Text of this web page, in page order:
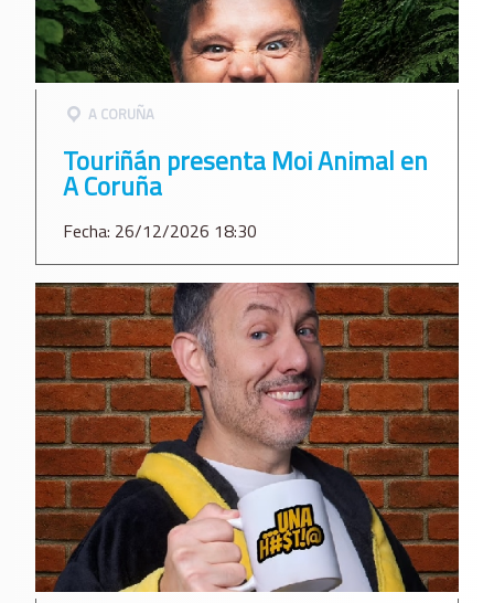
A CORUÑA
Touriñán presenta Moi Animal en
A Coruña
Fecha: 26/12/2026 18:30